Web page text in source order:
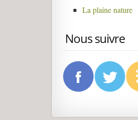
La plaine nature
Nous suivre